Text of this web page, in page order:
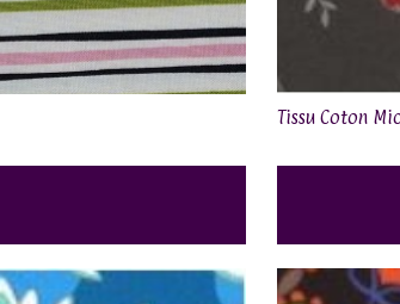
Tissu Coton